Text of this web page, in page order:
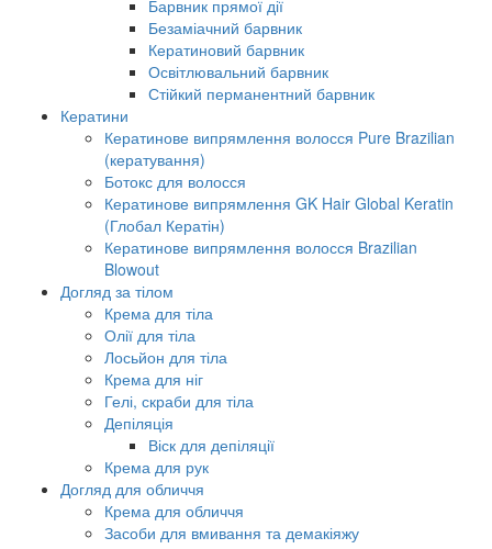
Барвник прямої дії
Безаміачний барвник
Кератиновий барвник
Освітлювальний барвник
Стійкий перманентний барвник
Кератини
Кератинове випрямлення волосся Pure Brazilian
(кератування)
Ботокс для волосся
Кератинове випрямлення GK Hair Global Keratin
(Глобал Кератін)
Кератинове випрямлення волосся Brazilian
Blowout
Догляд за тілом
Крема для тіла
Олії для тіла
Лосьйон для тіла
Крема для ніг
Гелі, скраби для тіла
Депіляція
Віск для депіляції
Крема для рук
Догляд для обличчя
Крема для обличчя
Засоби для вмивання та демакіяжу